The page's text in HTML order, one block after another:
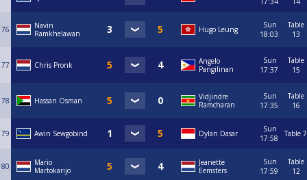
76
Navin
Ramkhelawan
Hugo Leung
Sun
18:03
Table
13
77 Chris Pronk
Angelo
Pangilinan
Sun
17:37
Table
15
78 Hassan Osman
Vidjindre
Ramcharan
Sun
17:35
Table
16
79 Awin Sewgobind Dylan Dasar
Sun
17:58
Table 7
80
Mario
Martokarijo
Jeanette
Eemsters
Sun
17:59
Table
12